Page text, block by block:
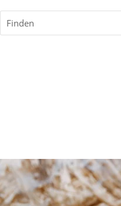
Finden